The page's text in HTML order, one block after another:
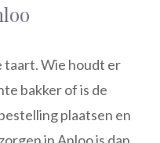
taart. Wie houdt er
bakker of is de
plaatsen en